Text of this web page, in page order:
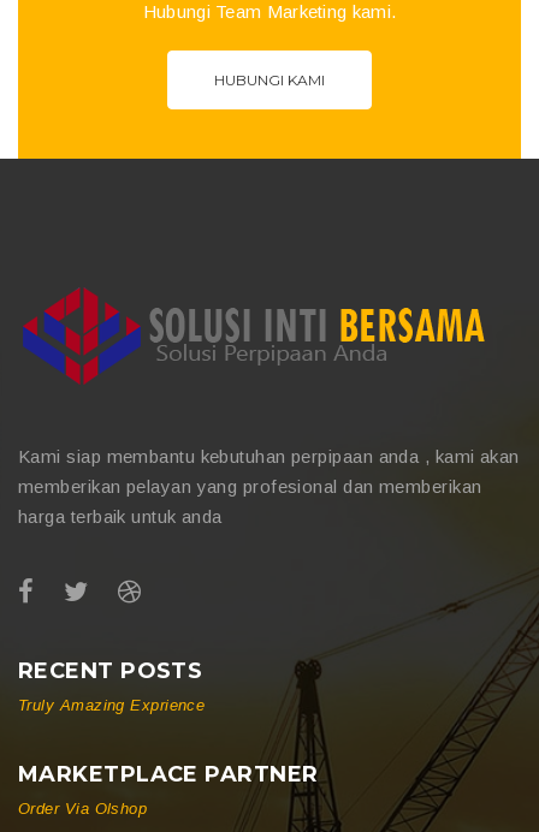
Hubungi Team Marketing kami.
HUBUNGI KAMI
Kami siap membantu kebutuhan perpipaan anda , kami akan
memberikan pelayan yang profesional dan memberikan
harga terbaik untuk anda
RECENT POSTS
Truly Amazing Exprience
MARKETPLACE PARTNER
Order Via Olshop